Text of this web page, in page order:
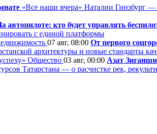
«Все наши вчера» Наталии Гинзбург —
автопилоте: кто будет управлять
с единой платформы
07 авг, 08:00 От первого
архитектуры и новые стандарты
Общество 03 авг, 00:00 Азат
Татарстана — о расчистке рек,